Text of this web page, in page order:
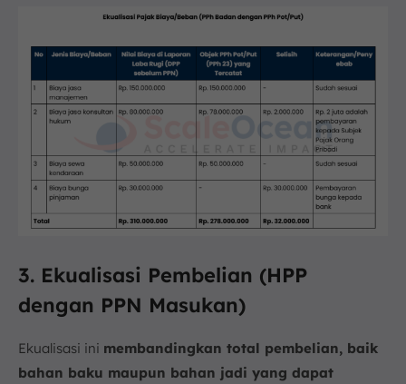
3. Ekualisasi Pembelian (HPP
dengan PPN Masukan)
Ekualisasi ini membandingkan total pembelian, baik
bahan baku maupun bahan jadi yang dapat